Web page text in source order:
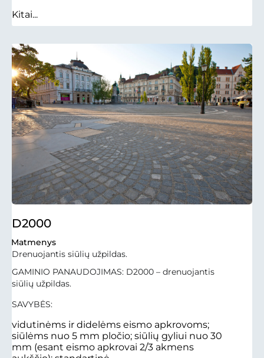
Kitai...
D2000
Matmenys
Drenuojantis siūlių užpildas.
GAMINIO PANAUDOJIMAS: D2000 – drenuojantis
siūlių užpildas.
SAVYBĖS:
vidutinėms ir didelėms eismo apkrovoms;
siūlėms nuo 5 mm pločio; siūlių gyliui nuo 30
mm (esant eismo apkrovai 2/3 akmens